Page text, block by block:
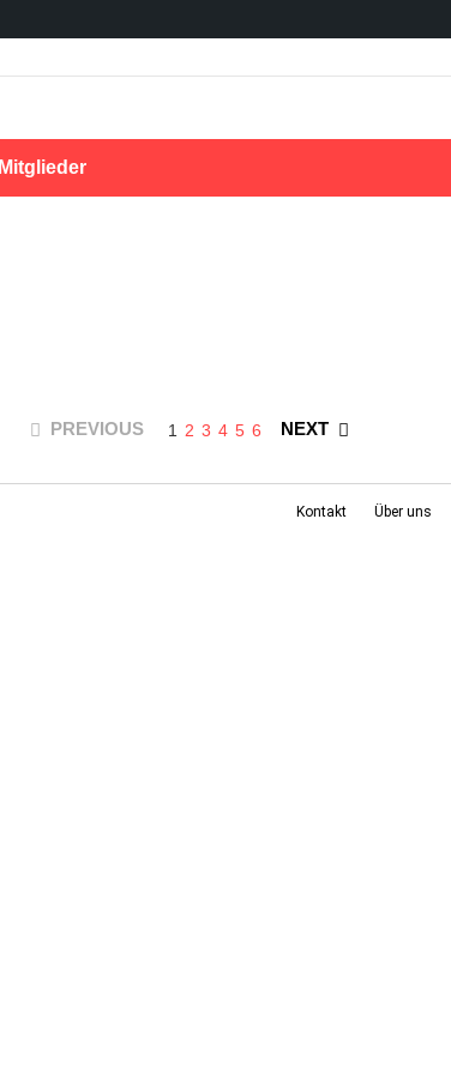
Mitglieder
PREVIOUS 1 2 3 4 5 6 NEXT
Kontakt Über uns